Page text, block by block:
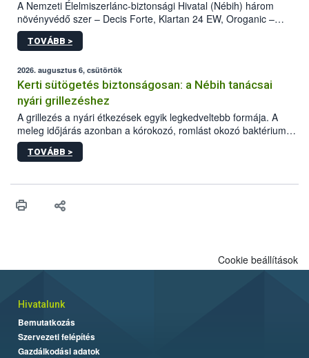
A Nemzeti Élelmiszerlánc-biztonsági Hivatal (Nébih) három
növényvédő szer – Decis Forte, Klartan 24 EW, Oroganic –
engedélyokiratát módosította, így azok a szüretet követően,
egészen a vesszőérettség (BBCH 91) stádiumáig
érésű szőlőkben is legyen lehetőség a károsító elleni további
védekezésre. Az Oroganic készítmény kis kiszerelésben kiskerti
felhasználók számára is elérhető és ökológiai termesztésben is
engedélyezett.
TOVÁBB >
2026. augusztus 6, csütörtök
Kerti sütögetés biztonságosan: a Nébih tanácsai
nyári grillezéshez
A grillezés a nyári étkezések egyik legkedveltebb formája. A
meleg időjárás azonban a kórokozó, romlást okozó baktériumok
gyorsabb szaporodásának is kedvez. A szabadtéri sütögetés
ezért nem csupán a megfelelő sütési technikáról szól: legalább
higiéniai szabályok betartása, a megfelelő hőkezelés, valamint a
biztonsági Hivatal (Nébih) Oktatási Programja összegyűjtötte a
TOVÁBB >
Cookie beállítások
Hivatalunk
Bemutatkozás
Szervezeti felépítés
Gazdálkodási adatok